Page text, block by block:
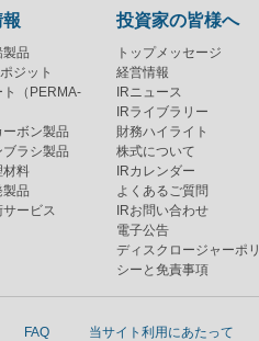
品
ジット
（PERMA-
ボン製品
ラシ製品
材料
品
ービス
投資家の皆様へ
トップメッセージ
経営情報
IRニュース
IRライブラリー
財務ハイライト
株式について
IRカレンダー
よくあるご質問
IRお問い合わせ
電子公告
ディスクロージャーポリ
シーと免責事項
FAQ 当サイト利用にあたって